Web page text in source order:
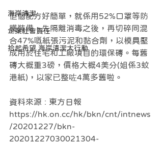
海岸清潔
企業社會責任
拾起希望 海岸清潔大行動
佢個配方好簡單，就係用52%口罩等防
護裝備，先隔離消毒之後，再切碎同混
合47%嘅紙張污泥和黏合劑，以模具壓
成用於住宅和工廠項目的環保磚。每舊
磚大概重3磅，價格大概4美分(姐係3蚊
港紙)，以家已整咗4萬多舊啦。
資料來源 : 東方日報
https://hk.on.cc/hk/bkn/cnt/intnews
/20201227/bkn-
20201227030021304-